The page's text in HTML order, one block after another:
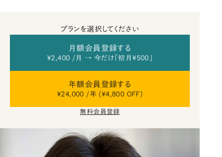
プランを選択してください
月額会員登録する
¥2,400 /月 → 今だけ「初月¥500」
年額会員登録する
¥24,000 /年 (¥4,800 OFF)
無料会員登録